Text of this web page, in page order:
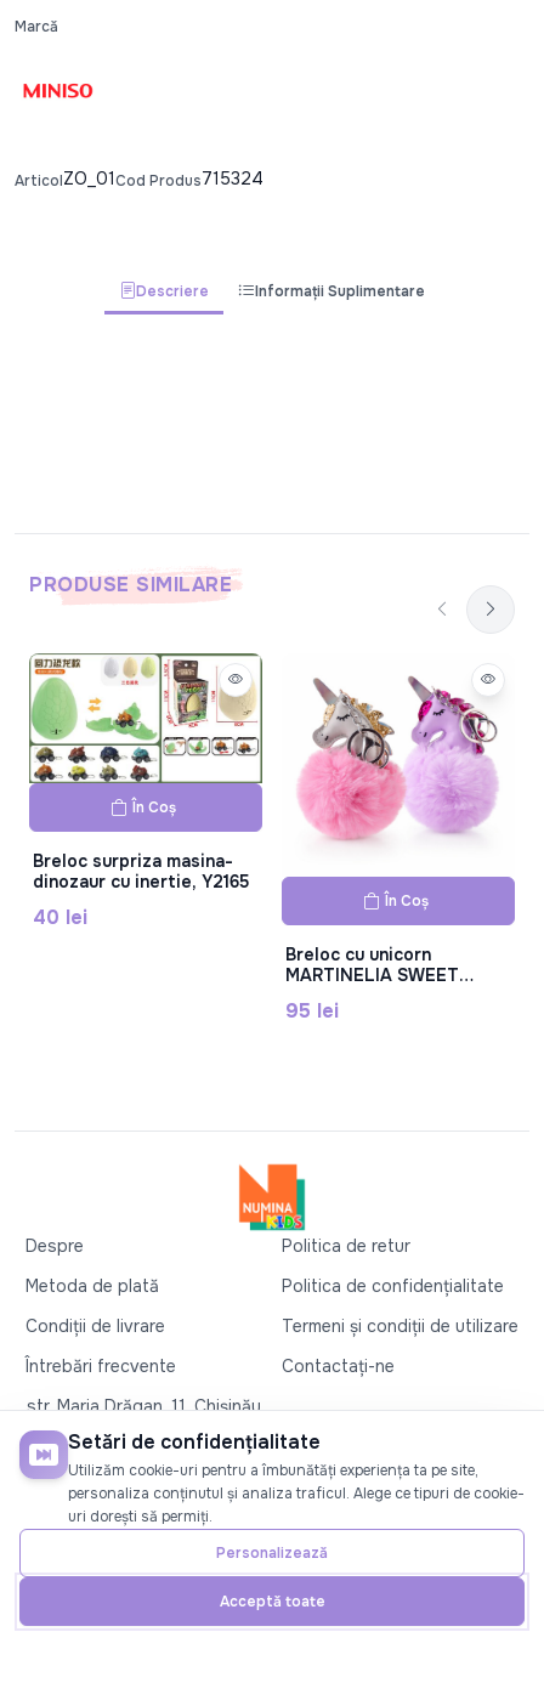
Telefon Cont
Marcă
ArticolZO_01Cod Produs715324
Descriere Informații Suplimentare
PRODUSE SIMILARE
În Coș
Breloc surpriza masina-
dinozaur cu inertie, Y2165
40 lei
În Coș
Breloc cu unicorn
MARTINELIA SWEET
95 lei
Despre
Politica de retur
Metoda de plată
Politica de confidențialitate
Condiții de livrare
Termeni și condiții de utilizare
Întrebări frecvente
Contactați-ne
str. Maria Drăgan, 11, Chișinău
+37360327279
©2026Numina Kids. Toate drepturile rezervate
SOCIAL
Setări de confidențialitate
Utilizăm cookie-uri pentru a îmbunătăți experiența ta pe site,
personaliza conținutul și analiza traficul. Alege ce tipuri de cookie-
uri dorești să permiți.
Personalizează
Acceptă toate